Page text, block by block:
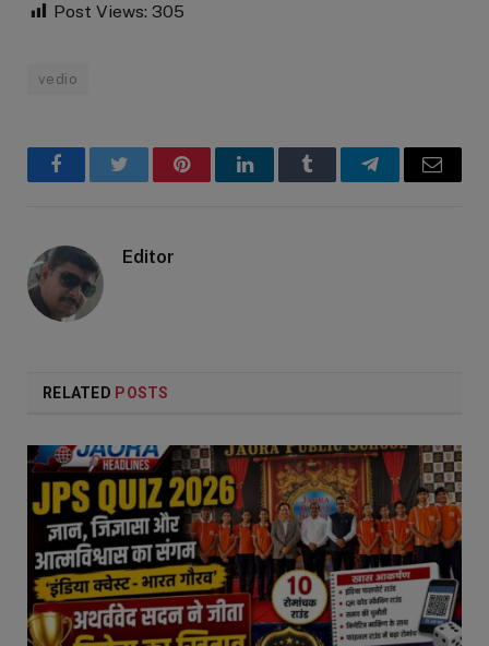
Post Views: 305
vedio
FacebookTwitter PinterestLinkedInTumblr TelegramEmail
Editor
RELATED POSTS